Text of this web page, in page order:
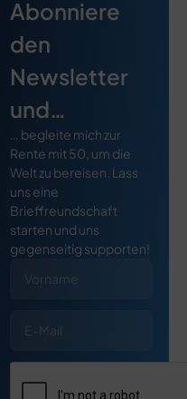
Abonniere
den
Newsletter
und…
… begleite mich zur
Rente mit 50, um die
Welt zu bereisen. Lass
uns eine
Brieffreundschaft
starten und uns
gegenseitig supporten!